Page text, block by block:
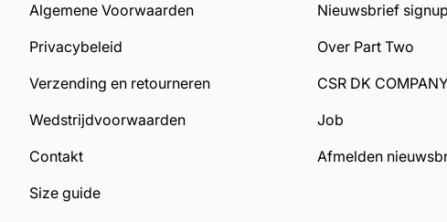
Algemene Voorwaarden
Privacybeleid
Verzending en retourneren
Wedstrijdvoorwaarden
Contakt
Size guide
Nieuwsbrief signup
Over Part Two
CSR DK
Job
Afmelden